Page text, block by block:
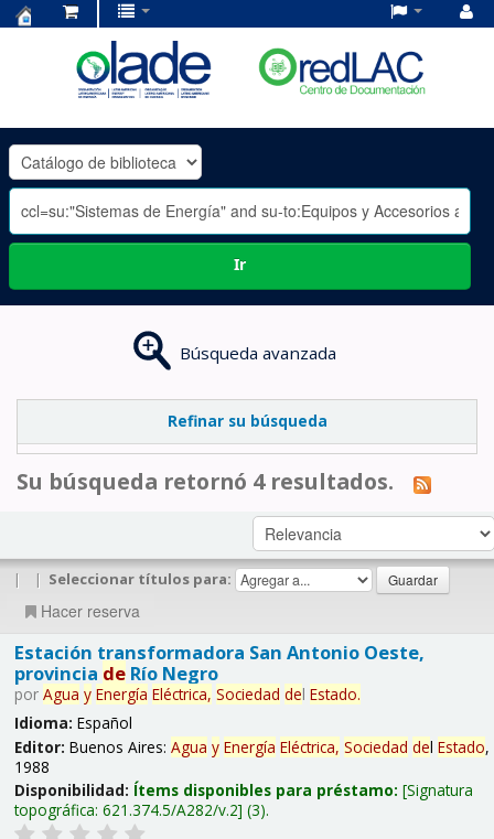
OLADE
-
Ir
Búsqueda avanzada
Refinar su búsqueda
Su búsqueda retornó 4 resultados.
| | Seleccionar títulos para:
Hacer reserva
Estación transformadora San Antonio Oeste,
provincia deRío Negro
por Agua y Energía Eléctrica, Sociedad del Estado.
Idioma: Español
Editor: Buenos Aires: Agua y Energía Eléctrica, Sociedad del Estado,
1988
Disponibilidad: Ítems disponibles para préstamo: Signatura
topográfica: 621.374.5/A282/v.2 (3).